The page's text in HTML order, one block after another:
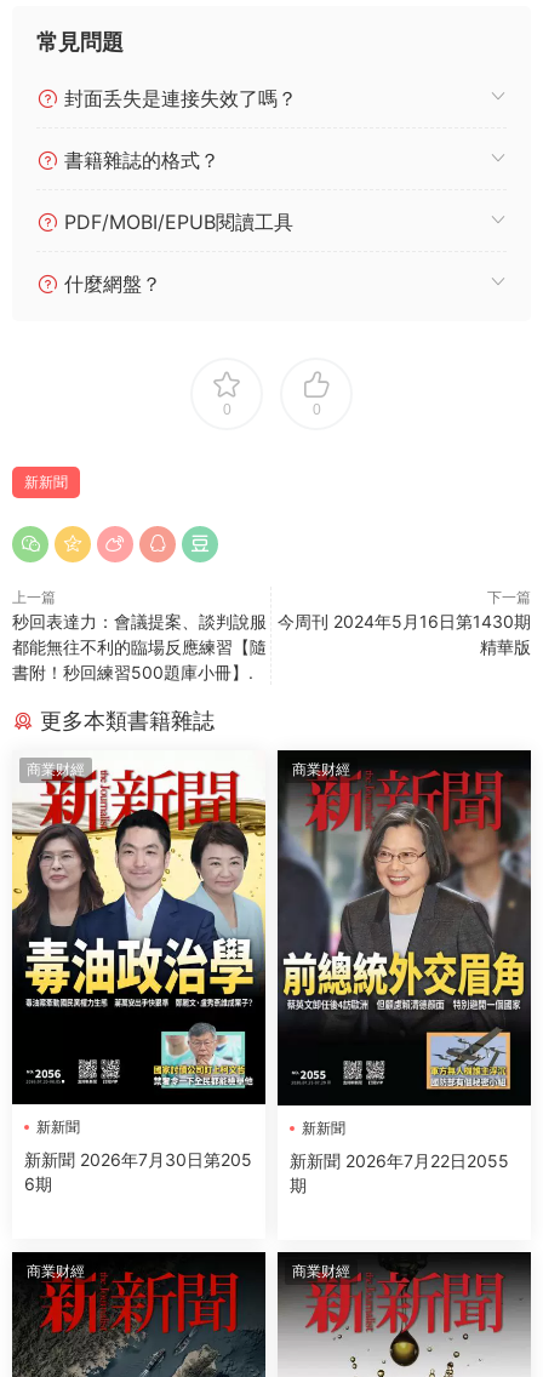
常見問題
封面丢失是連接失效了嗎？
書籍雜誌的格式？
PDF/MOBI/EPUB閱讀工具
什麼網盤？
0 0
新新聞
上一篇
秒回表達力：會議提案、談判說服
都能無往不利的臨場反應練習【隨
書附！秒回練習500題庫小冊】.
下一篇
今周刊 2024年5月16日第1430期
精華版
更多本類書籍雜誌
商業财經
新新聞
新新聞 2026年7月30日第205
6期
商業财經
新新聞
新新聞 2026年7月22日2055
期
商業财經 商業财經